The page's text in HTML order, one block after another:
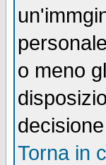
o meno
Torna in